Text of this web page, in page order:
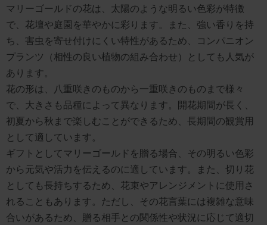
マリーゴールドの花は、太陽のような明るい色彩が特徴
で、花壇や庭園を華やかに彩ります。また、強い香りを持
ち、害虫を寄せ付けにくい特性があるため、コンパニオン
プランツ（相性の良い植物の組み合わせ）としても人気が
あります。
花の形は、八重咲きのものから一重咲きのものまで様々
で、大きさも品種によって異なります。開花期間が長く、
初夏から秋まで楽しむことができるため、長期間の観賞用
として適しています。
ギフトとしてマリーゴールドを贈る場合、その明るい色彩
から元気や活力を伝えるのに適しています。また、切り花
としても長持ちするため、花束やアレンジメントに使用さ
れることもあります。ただし、その花言葉には複雑な意味
合いがあるため、贈る相手との関係性や状況に応じて適切